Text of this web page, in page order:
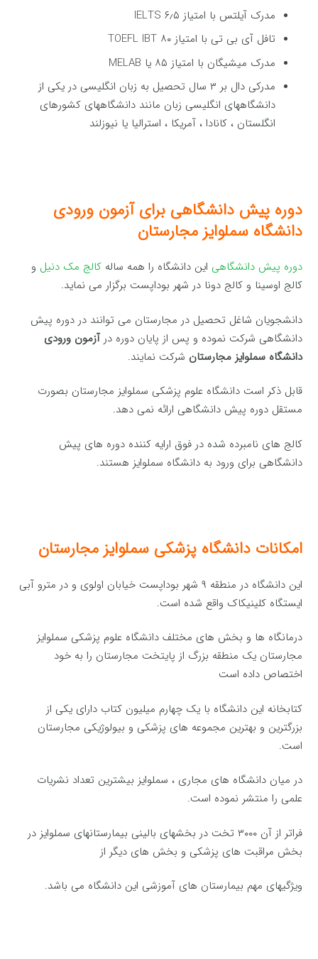
مدرک آیلتس با امتیاز ۶٫۵ IELTS
تافل آی بی تی با امتیاز ۸۰ TOEFL IBT
مدرک میشیگان با امتیاز ۸۵ یا MELAB
مدرکی دال بر ۳ سال تحصیل به زبان انگلیسی در یکی از
دانشگاههای انگلیسی زبان مانند دانشگاههای کشورهای
انگلستان ، کانادا ، آمریکا ، استرالیا یا نیوزلند
دوره پیش دانشگاهی برای آزمون ورودی
دانشگاه سملوایز مجارستان
دوره پیش دانشگاهی این دانشگاه را همه سالهکالج مک دنیل و
کالج اوسینا و کالج دونا در شهر بوداپست برگزار می نماید.
دانشجویان شاغل تحصیل در مجارستان می توانند در دوره پیش
دانشگاهی شرکت نموده و پس از پایان دوره درآزمون ورودی
دانشگاه سملوایز مجارستان شرکت نمایند.
قابل ذکر است دانشگاه علوم پزشکی سملوایز مجارستان بصورت
مستقل دوره پیش دانشگاهی ارائه نمی دهد.
کالج های نامبرده شده در فوق ارایه کننده دوره های پیش
دانشگاهی برای ورود به دانشگاه سملوایز هستند.
امکانات دانشگاه پزشکی سملوایز مجارستان
این دانشگاه در منطقه ۹ شهر بوداپست خیابان اولوی و در مترو آبی
ایستگاه کلینیکاک واقع شده است.
درمانگاه ها و بخش های مختلف دانشگاه علوم پزشکی سملوایز
مجارستان یک منطقه بزرگ از پایتخت مجارستان را به خود
اختصاص داده است
کتابخانه این دانشگاه با یک چهارم میلیون کتاب دارای یکی از
بزرگترین و بهترین مجموعه های پزشکی و بیولوژیکی مجارستان
است.
در میان دانشگاه های مجاری ، سملوایز بیشترین تعداد نشریات
علمی را منتشر نموده است.
فراتر از آن ۳۰۰۰ تخت در بخشهای بالینی بیمارستانهای سملوایز در
بخش مراقبت های پزشکی و بخش های دیگر از
ویژگیهای مهم بیمارستان های آموزشی این دانشگاه می باشد.